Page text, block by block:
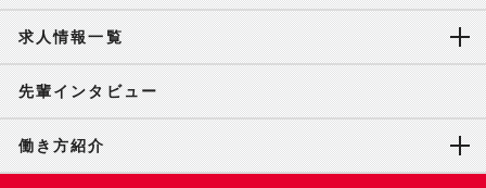
求人情報一覧
先輩インタビュー
働き方紹介